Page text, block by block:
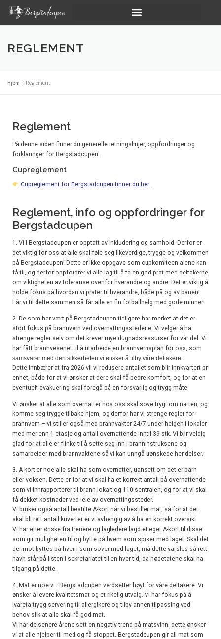
REGLEMENT
Hjem »Reglement
Reglement
På denne siden finner du generelle retningslinjer, oppfordringer og
forklaringer for Bergstadcupen.
Cupreglement
Cupreglement for Bergstadcupen finner du her.
Reglement, info og oppfordringer for
Bergstadcupen
1. Vi i Bergstadcupen er opptatt av inkludering og samhold. Derfor er
det viktig for oss at alle skal føle seg likeverdige, trygge og velkommen
på Bergstadcupen! Dette er ikke oppgave som cupkomiteen alene kan
få til, og derfor oppfordrer vi alle lag til å ta en god prat med deltakerne
om viktigheten av toleranse ovenfor hverandre og andre. Det er viktig å
holde fokus på hvordan vi prater til hverandre, både på og av banen!
Får vi til dette sammen så får alle en fin fotballhelg med gode minner!
2. De som har vært på Bergstadcupen tidligere har merket at det er
stort fokus på brannvern ved overnattingsstedene. Vi velger å ha
strenge regler selv om det krever mye dugnadsressurser for vår del. Vi
har fått brannvesenet til å utarbeide en brannvernsplan for oss, som
samsvarer med den sikkerheten vi ønsker å tilby våre deltakere.
Dette innbærer at fra 2026 vil vi redusere antallet som blir innkvartert pr.
enhet, både for at vi ønsker at dere skal få bedre komfort, og for at en
eventuelt evakuering skal foregå på en forsvarlig og trygg måte.
Vi ønsker at alle som overnatter hos oss skal sove trygt om natten, og
komme seg trygge tilbake hjem, og derfor har vi strenge regler for
brannvern – vi stiller også med brannvakter 24/7 under helgen i lokaler
med mer enn 1 etasje og antall overnattende inntil 39 stk. Vi blir veldig
glad for at alle er flinke til å sette seg inn i branninstruksene og
samarbeider med brannvaktene så vi kan unngå uønskede hendelser.
3. A-kort er noe alle skal ha som overnatter, uansett om det er barn
eller voksen. Dette er for at vi skal ha et korrekt antall på overnattende
som vi innrapporterer til brann lokalt og 110-sentralen, og for at vi skal
få dekket kostnader ved leie av overnattingssteder.
Vi bruker også antall bestilte A-kort når vi bestiller mat, så for at det
skal bli rett antall kuverter er vi avhengig av å ha en korrekt oversikt.
Vi har etter ønske fra trenere og lagledere lagd et eget A-kort til disse
som gir muligheten til og bytte på hvem som spiser med laget. Skal det
derimot byttes på hvem som sover med laget, må dette varsles så rett
navn står på listen i sekretariatet til en hver tid, da nødetatene skal ha
tilgang på dette.
4. Mat er noe vi i Bergstadcupen verdsetter høyt for våre deltakere. Vi
ønsker å levere kvalitetsmat og et rikelig utvalg. Vi har fokus på å
ivareta trygg servering til allergikere og tilby annen tilpassing ved
behov slik at alle skal få god mat.
Vi har de senere årene sett en negativ trend på matsvinn; dette ønsker
vi at alle hjelper til med og få stoppet. Bergstadcupen gir all mat som